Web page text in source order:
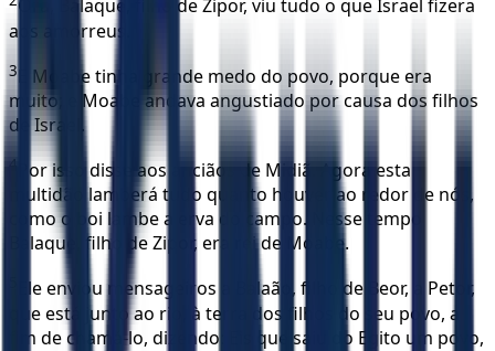
Ora, Balaque, filho de Zipor, viu tudo o que Israel fizera
aos amorreus.
3
E Moabe tinha grande medo do povo, porque era
muito; e Moabe andava angustiado por causa dos filhos
de Israel.
Por isso disse aos anciãos de Midiã: Agora esta
multidão lamberá tudo quanto houver ao redor de nós,
como o boi lambe a erva do campo. Nesse tempo
Balaque, filho de Zipor, era rei de Moabe.
Ele enviou mensageiros a Balaão, filho de Beor, a Petor,
que está junto ao rio, à terra dos filhos do seu povo, a
fim de chamá-lo, dizendo: Eis que saiu do Egito um povo,